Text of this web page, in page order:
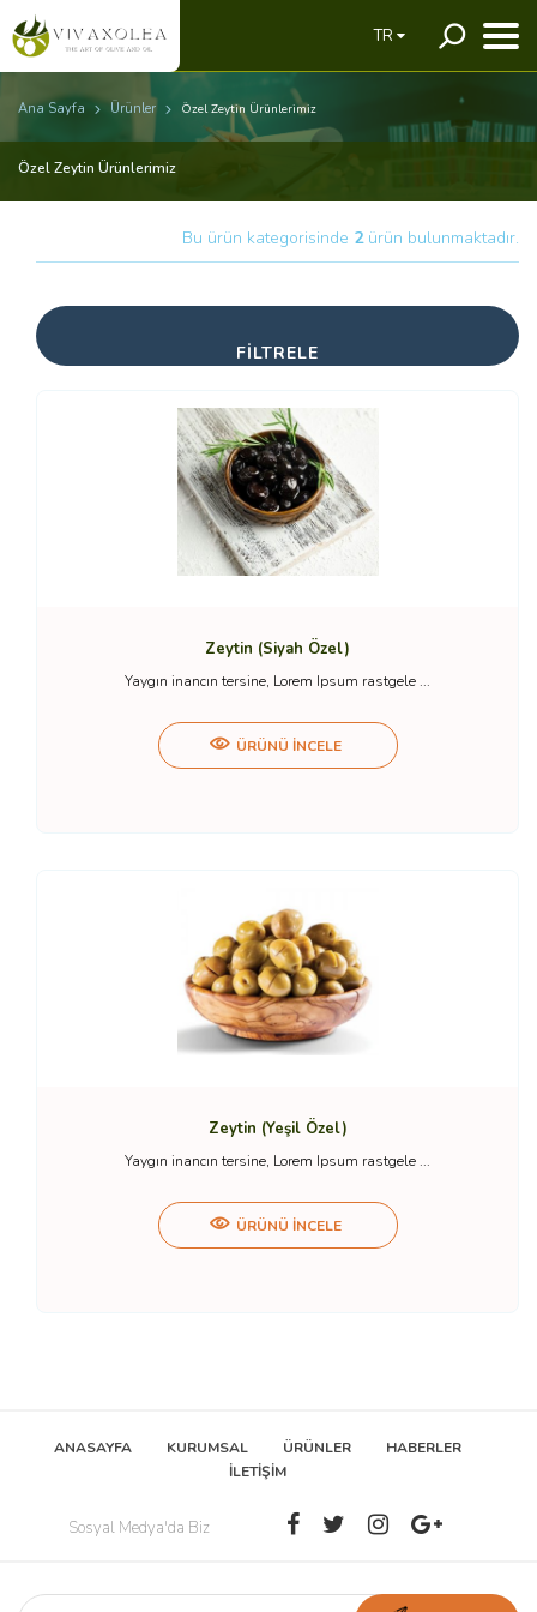
TR
Ana Sayfa Ürünler Özel Zeytin Ürünlerimiz
Özel Zeytin Ürünlerimiz
Bu ürün kategorisinde 2ürün bulunmaktadır.
FİLTRELE
Zeytin (Siyah Özel)
Yaygın inancın tersine, Lorem Ipsum rastgele ...
ÜRÜNÜ İNCELE
Zeytin (Yeşil Özel)
Yaygın inancın tersine, Lorem Ipsum rastgele ...
ÜRÜNÜ İNCELE
ANASAYFA KURUMSAL ÜRÜNLER
HABERLER
İLETİŞİM
Sosyal Medya'da Biz